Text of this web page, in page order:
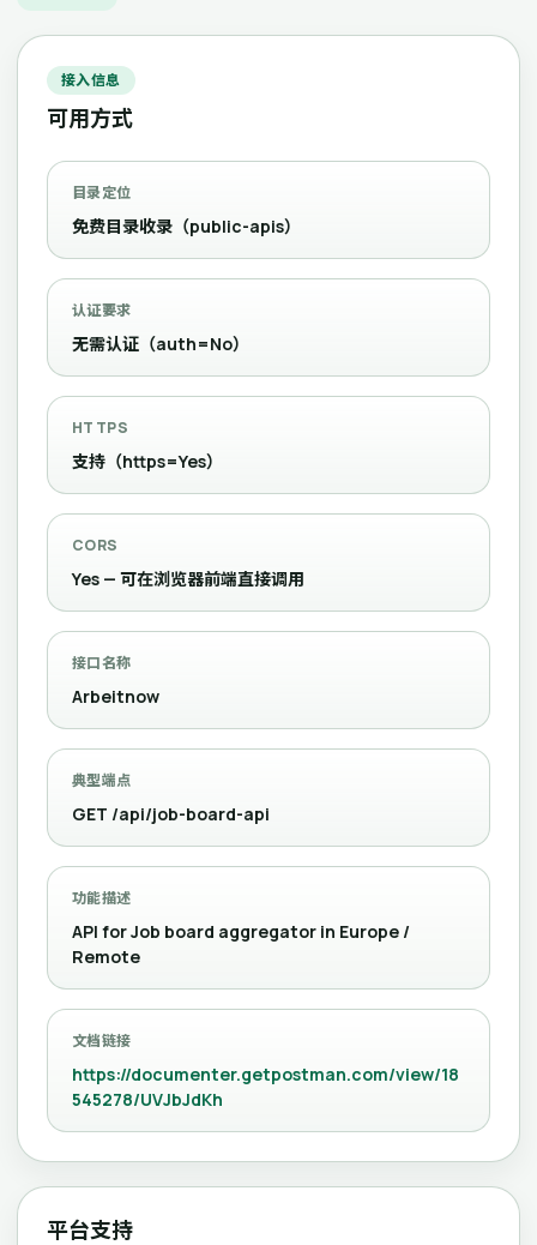
接入信息
可用方式
目录定位
免费目录收录（public-apis）
认证要求
无需认证（auth=No）
HTTPS
支持（https=Yes）
CORS
Yes — 可在浏览器前端直接调用
接口名称
Arbeitnow
典型端点
GET /api/job-board-api
功能描述
API for Job board aggregator in Europe /
Remote
文档链接
https://documenter.getpostman.com/view/18
545278/UVJbJdKh
平台支持